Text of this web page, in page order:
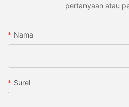
pertanyaan atau
Nama
Surel